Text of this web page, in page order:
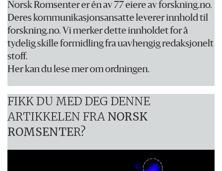
Norsk Romsenter er én av 77 eiere av forskning.no.
Deres kommunikasjonsansatte leverer innhold til
forskning.no. Vi merker dette innholdet for å
tydelig skille formidling fra uavhengig redaksjonelt
stoff.
Her kan du lese mer om ordningen.
FIKK DU MED DEG DENNE
ARTIKKELEN FRA NORSK
ROMSENTER?